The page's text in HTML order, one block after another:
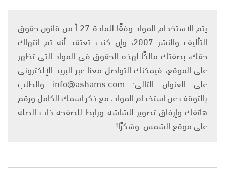
يتم الاستخدام المواد وفقًا للمادة 27 أ من قانون حقوق
التأليف والنشر 2007، وإن كنت تعتقد أنه تم انتهاك
حقك، بصفتك مالكًا لهذه الحقوق في المواد التي تظهر
على الموقع، فيمكنك التواصل معنا عبر البريد الإلكتروني
على العنوان التالي: info@ashams.com والطلب
بالتوقف عن استخدام المواد، مع ذكر اسمك الكامل ورقم
هاتفك وإرفاق تصوير للشاشة ورابط للصفحة ذات الصلة
على موقع الشمس. وشكرًا!